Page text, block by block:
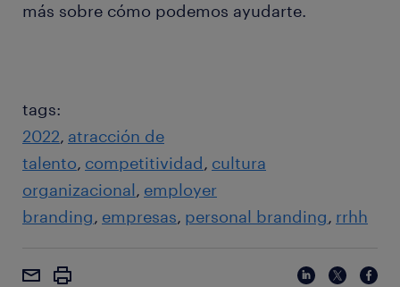
más sobre cómo podemos ayudarte.
tags:
2022 atracción de
talento competitividad cultura
organizacional employer
branding empresas personal branding rrhh